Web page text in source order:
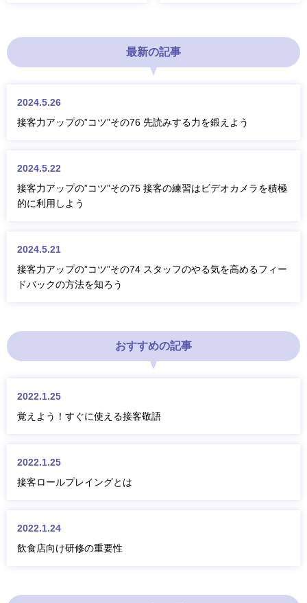
最新の記事
2024.5.26
接客力アップの”コツ”その76 先読みする力を鍛えよう
2024.5.22
接客力アップの”コツ”その75 接客の練習はビデオカメラを積極
的に利用しよう
2024.5.21
接客力アップの”コツ”その74 スタッフのやる気を高めるフィー
ドバックの方法を知ろう
おすすめの記事
2022.1.25
覚えよう！すぐに使える接客敬語
2022.1.25
接客ロールプレイングとは
2022.1.24
飲食店向け研修の重要性